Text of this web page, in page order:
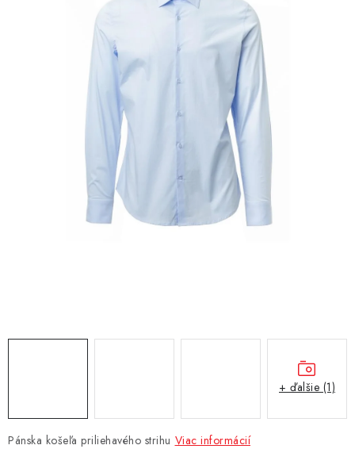
Chránená dielňa
Pre firmy
Doprava, platba a zľavy
Potlač lôg
Formulár na výmenu tovaru
Reklamačný poriadok
Formulár na vrátenie tovaru /odstúpenie od zmluvy
Obchodné podmienky
Zásady ochrany osobných údajov
Pánska košeľa priliehavého strihu Viac informácií
+ ďalšie (1)